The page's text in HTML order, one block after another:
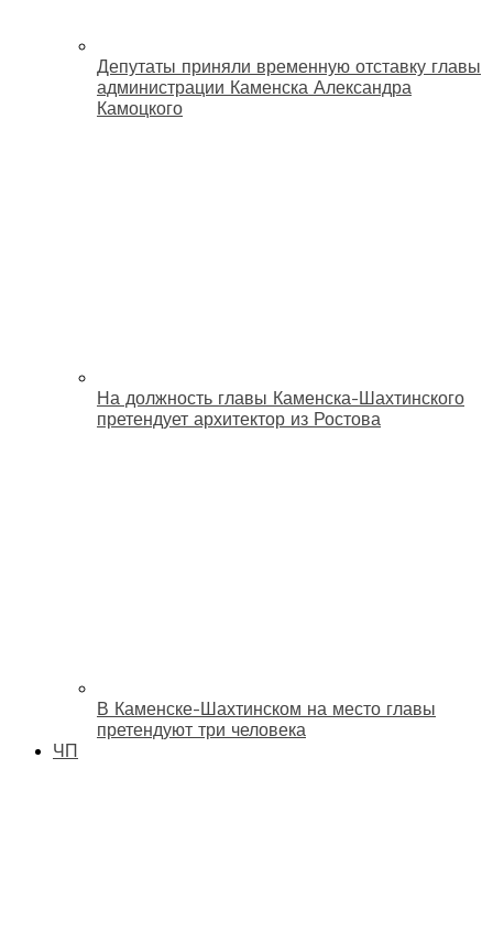
Депутаты приняли временную отставку главы
администрации Каменска Александра
Камоцкого
На должность главы Каменска-Шахтинского
претендует архитектор из Ростова
В Каменске-Шахтинском на место главы
претендуют три человека
ЧП